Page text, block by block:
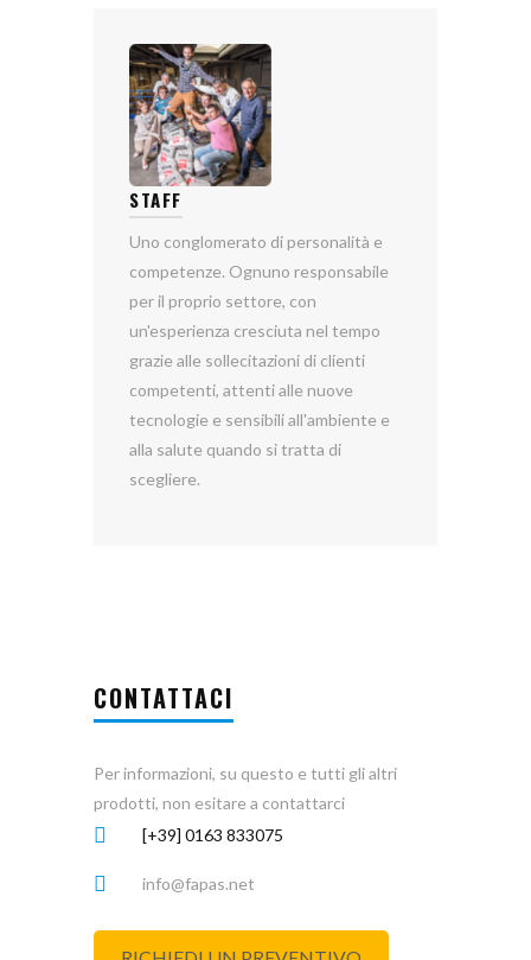
STAFF
Uno conglomerato di personalità e
competenze. Ognuno responsabile
per il proprio settore, con
un'esperienza cresciuta nel tempo
grazie alle sollecitazioni di clienti
competenti, attenti alle nuove
tecnologie e sensibili all'ambiente e
alla salute quando si tratta di
scegliere.
CONTATTACI
Per informazioni, su questo e tutti gli altri
prodotti, non esitare a contattarci
[+39] 0163 833075
info@fapas.net